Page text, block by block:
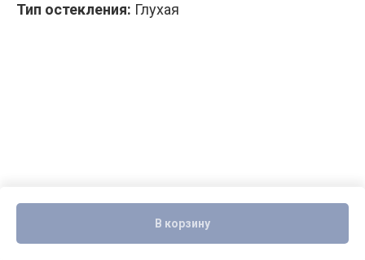
В корзину
Тип остекления: Глухая